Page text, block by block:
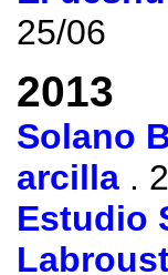
25/06
2013
Solano
arcilla .
Estudio